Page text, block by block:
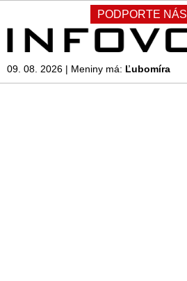
PODPORTE NÁS
09. 08. 2026 | Meniny má: Ľubomíra